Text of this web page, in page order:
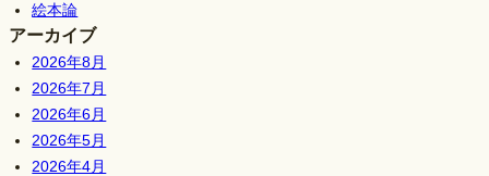
絵本論
アーカイブ
2026年8月
2026年7月
2026年6月
2026年5月
2026年4月